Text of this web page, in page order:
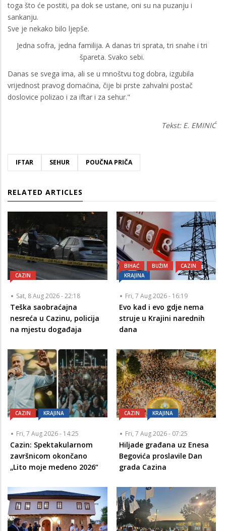
toga što će postiti, pa dok se ustane, oni su na puzanju i
sankanju.
Sve je nekako bilo ljepše.
Jedna sofra, jedna familija. A danas tri sprata, tri snahe i tri
špareta. Svako sebi.
Danas se svega ima, ali se u mnoštvu tog dobra, izgubila
vrijednost pravog domaćina, čije bi prste zahvalni postač
doslovice polizao i za iftar i za sehur."
Tekst: E. EMINIĆ
IFTAR SEHUR POUČNA PRIČA
RELATED ARTICLES
CAZIN
Sat, 8 Aug 2026 - 22:18
Teška saobraćajna
nesreća u Cazinu, policija
na mjestu događaja
BIHAĆ BUŽIM
CAZIN
KRAJINA
Fri, 7 Aug 2026 - 16:19
Evo kad i evo gdje nema
struje u Krajini narednih
dana
CAZIN KRAJINA
Fri, 7 Aug 2026 - 14:25
Cazin: Spektakularnom
završnicom okončano
„Lito moje medeno 2026“
CAZIN KRAJINA
Fri, 7 Aug 2026 - 07:25
Hiljade građana uz Enesa
Begovića proslavile Dan
grada Cazina